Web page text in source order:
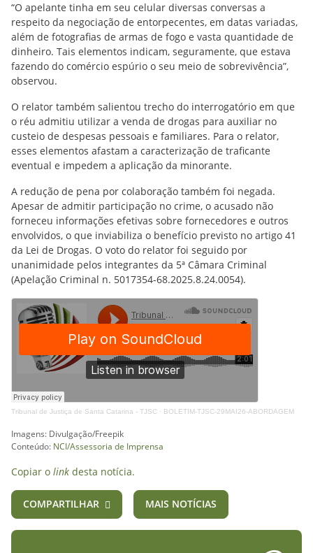
“O apelante tinha em seu celular diversas conversas a
respeito da negociação de entorpecentes, em datas variadas,
além de fotografias de armas de fogo e vasta quantidade de
dinheiro. Tais elementos indicam, seguramente, que estava
fazendo do comércio espúrio o seu meio de sobrevivência”,
observou.
O relator também salientou trecho do interrogatório em que
o réu admitiu utilizar a venda de drogas para auxiliar no
custeio de despesas pessoais e familiares. Para o relator,
esses elementos afastam a caracterização de traficante
eventual e impedem a aplicação da minorante.
A redução de pena por colaboração também foi negada.
Apesar de admitir participação no crime, o acusado não
forneceu informações efetivas sobre fornecedores e outros
envolvidos, o que inviabiliza o benefício previsto no artigo 41
da Lei de Drogas. O voto do relator foi seguido por
unanimidade pelos integrantes da 5ª Câmara Criminal
(Apelação Criminal n. 5017354-68.2025.8.24.0054).
Tribunal de Justiça de Santa Catarina - TJSC · BOLETIM-TJSC-29MAI26-ABORDAGEM
Imagens: Divulgação/Freepik
Conteúdo: NCI/Assessoria de Imprensa
Copiar o link desta notícia.
COMPARTILHAR MAIS NOTÍCIAS